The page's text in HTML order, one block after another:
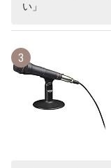
い」
3